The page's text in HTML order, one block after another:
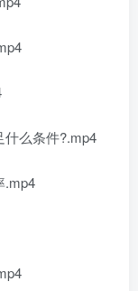
什么条件?.mp4
.mp4